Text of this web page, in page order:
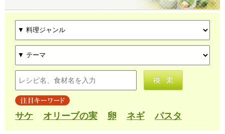
サケ オリーブの実 卵 ネギ パスタ